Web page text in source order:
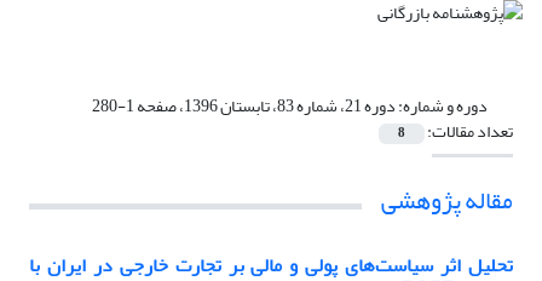
دوره و شماره:دوره 21، شماره 83، تابستان 1396، صفحه 1-280
تعداد مقالات: 8
مقاله پژوهشی
تحلیل اثر سیاست‌های پولی و مالی بر تجارت خارجی در ایران با